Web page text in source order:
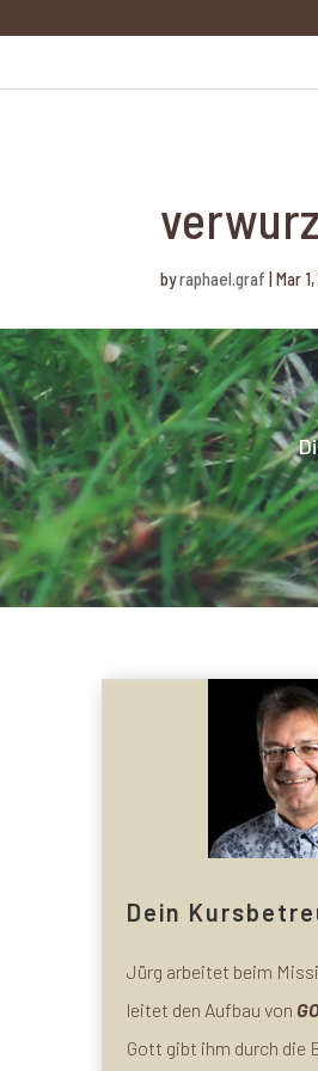
byraphael.graf |Mar
Dein
Jürg arbeitet beim
leitet den Aufbau von
Gott gibt ihm durch die